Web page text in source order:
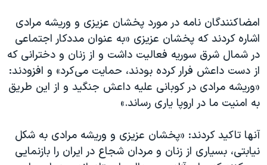
امضاکنندگان نامه در مورد پخشان عزیزی و وریشه مرادی
اشاره کردند که پخشان عزیزی «به عنوان مددکار اجتماعی
در شمال شرق سوریه فعالیت داشت و از زنان و دخترانی که
از دست داعش فرار کرده بودند، حمایت می‌کرد» و افزودند:
«وریشه مرادی در کوبانی علیه داعش جنگید و از این طریق
به امنیت ما در اروپا یاری رساند.»
آنها تاکید کردند: «پخشان عزیزی و وریشه مرادی به شکل
نیابتی، بسیاری از زنان و مردان شجاع در ایران‌ را بازنمایی